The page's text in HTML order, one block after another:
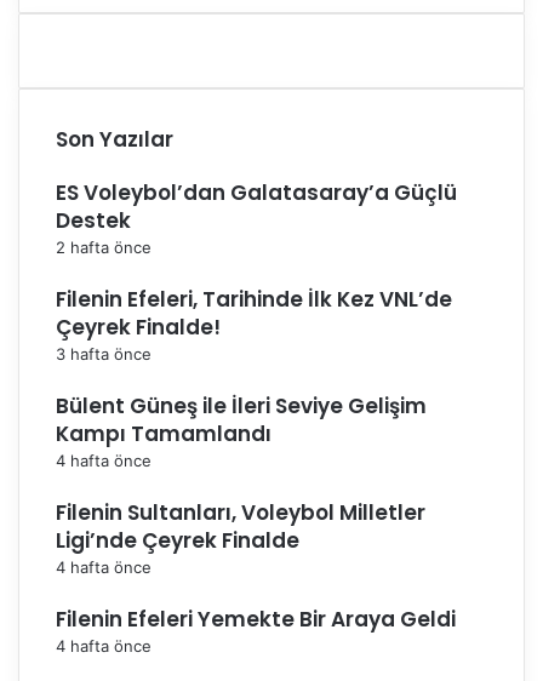
Son Yazılar
ES Voleybol’dan Galatasaray’a Güçlü
Destek
2 hafta önce
Filenin Efeleri, Tarihinde İlk Kez VNL’de
Çeyrek Finalde!
3 hafta önce
Bülent Güneş ile İleri Seviye Gelişim
Kampı Tamamlandı
4 hafta önce
Filenin Sultanları, Voleybol Milletler
Ligi’nde Çeyrek Finalde
4 hafta önce
Filenin Efeleri Yemekte Bir Araya Geldi
4 hafta önce